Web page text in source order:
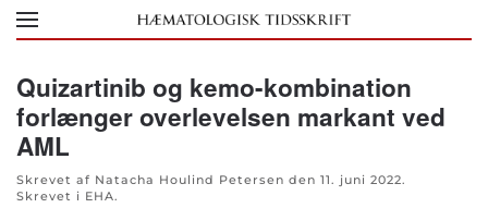
Skip to main content
Quizartinib og kemo-kombination
forlænger overlevelsen markant ved
AML
Skrevet af Natacha Houlind Petersen den 11. juni 2022.
Skrevet i EHA.